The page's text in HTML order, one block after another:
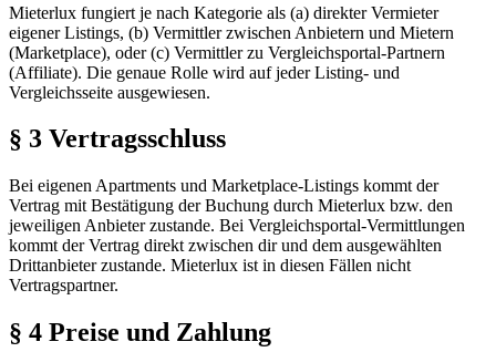
Mieterlux fungiert je nach Kategorie als (a) direkter Vermieter
eigener Listings, (b) Vermittler zwischen Anbietern und Mietern
(Marketplace), oder (c) Vermittler zu Vergleichsportal-Partnern
(Affiliate). Die genaue Rolle wird auf jeder Listing- und
Vergleichsseite ausgewiesen.
§ 3 Vertragsschluss
Bei eigenen Apartments und Marketplace-Listings kommt der
Vertrag mit Bestätigung der Buchung durch Mieterlux bzw. den
jeweiligen Anbieter zustande. Bei Vergleichsportal-Vermittlungen
kommt der Vertrag direkt zwischen dir und dem ausgewählten
Drittanbieter zustande. Mieterlux ist in diesen Fällen nicht
Vertragspartner.
§ 4 Preise und Zahlung